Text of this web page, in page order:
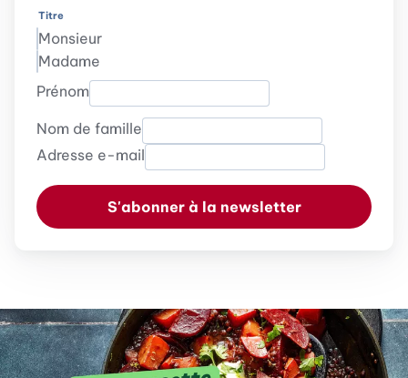
Titre
Monsieur
Madame
Prénom
Nom de famille
Adresse e-mail
S'abonner à la newsletter